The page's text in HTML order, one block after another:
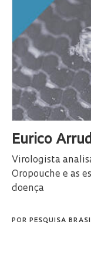
Eurico
Virologista
Oropouche e as
doença
POR PESQUISA